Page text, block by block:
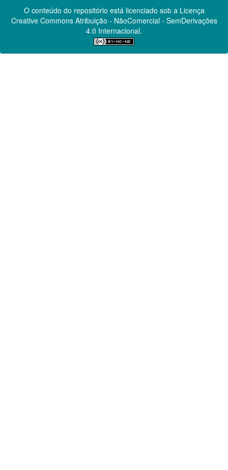
O conteúdo do repositório está licenciado sob a Licença
Creative CommonsAtribuição - NãoComercial - SemDerivações
4.0 Internacional.